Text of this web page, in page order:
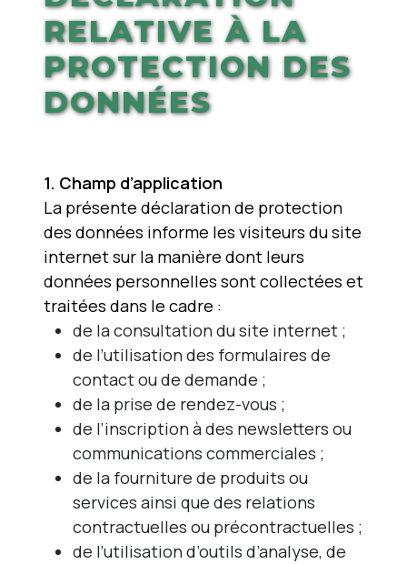
RELATIVE À LA
PROTECTION DES
DONNÉES
1. Champ d’application
La présente déclaration de protection
des données informe les visiteurs du site
internet sur la manière dont leurs
données personnelles sont collectées et
traitées dans le cadre :
de la consultation du site internet ;
de l’utilisation des formulaires de
contact ou de demande ;
de la prise de rendez-vous ;
de l’inscription à des newsletters ou
communications commerciales ;
de la fourniture de produits ou
services ainsi que des relations
contractuelles ou précontractuelles ;
de l’utilisation d’outils d’analyse, de